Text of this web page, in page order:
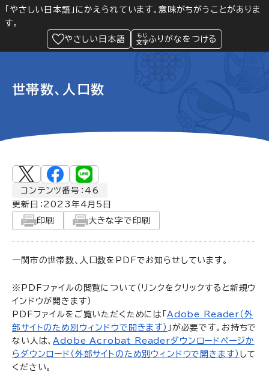
「やさしい日本語」にかえられています。意味がちがうことがありま
す。
やさしい日本語
ふりがなをつける
Language 閲覧支援
緊急情報
世帯数、人口数
コンテンツ番号：46
更新日： 2023年4月5日
印刷
大きな字で印刷
一関市の世帯数、人口数をPDFでお知らせしています。
※PDFファイルの閲覧について（リンクをクリックすると新規ウ
インドウが開きます）
PDFファイルをご覧いただくためには「 Adobe Reader（外
部サイトのため別ウィンドウで開きます） 」が必要です。お持ちで
ない人は、Adobe Acrobat Readerダウンロードページか
らダウンロード（外部サイトのため別ウィンドウで開きます） して
ください。